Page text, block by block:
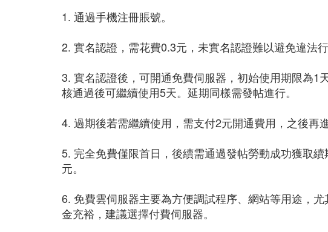
1. 通過手機注冊賬號。
2. 實名認證，需花費0.3元，未實名認證難以避免違法行
3. 實名認證後，可開通免費伺服器，初始使用期限為1
核通過後可繼續使用5天。延期同樣需發帖進行。
4. 過期後若需繼續使用，需支付2元開通費用，之後再
5. 完全免費僅限首日，後續需通過發帖勞動成功獲取
元。
6. 免費雲伺服器主要為方便調試程序、網站等用途，
金充裕，建議選擇付費伺服器。